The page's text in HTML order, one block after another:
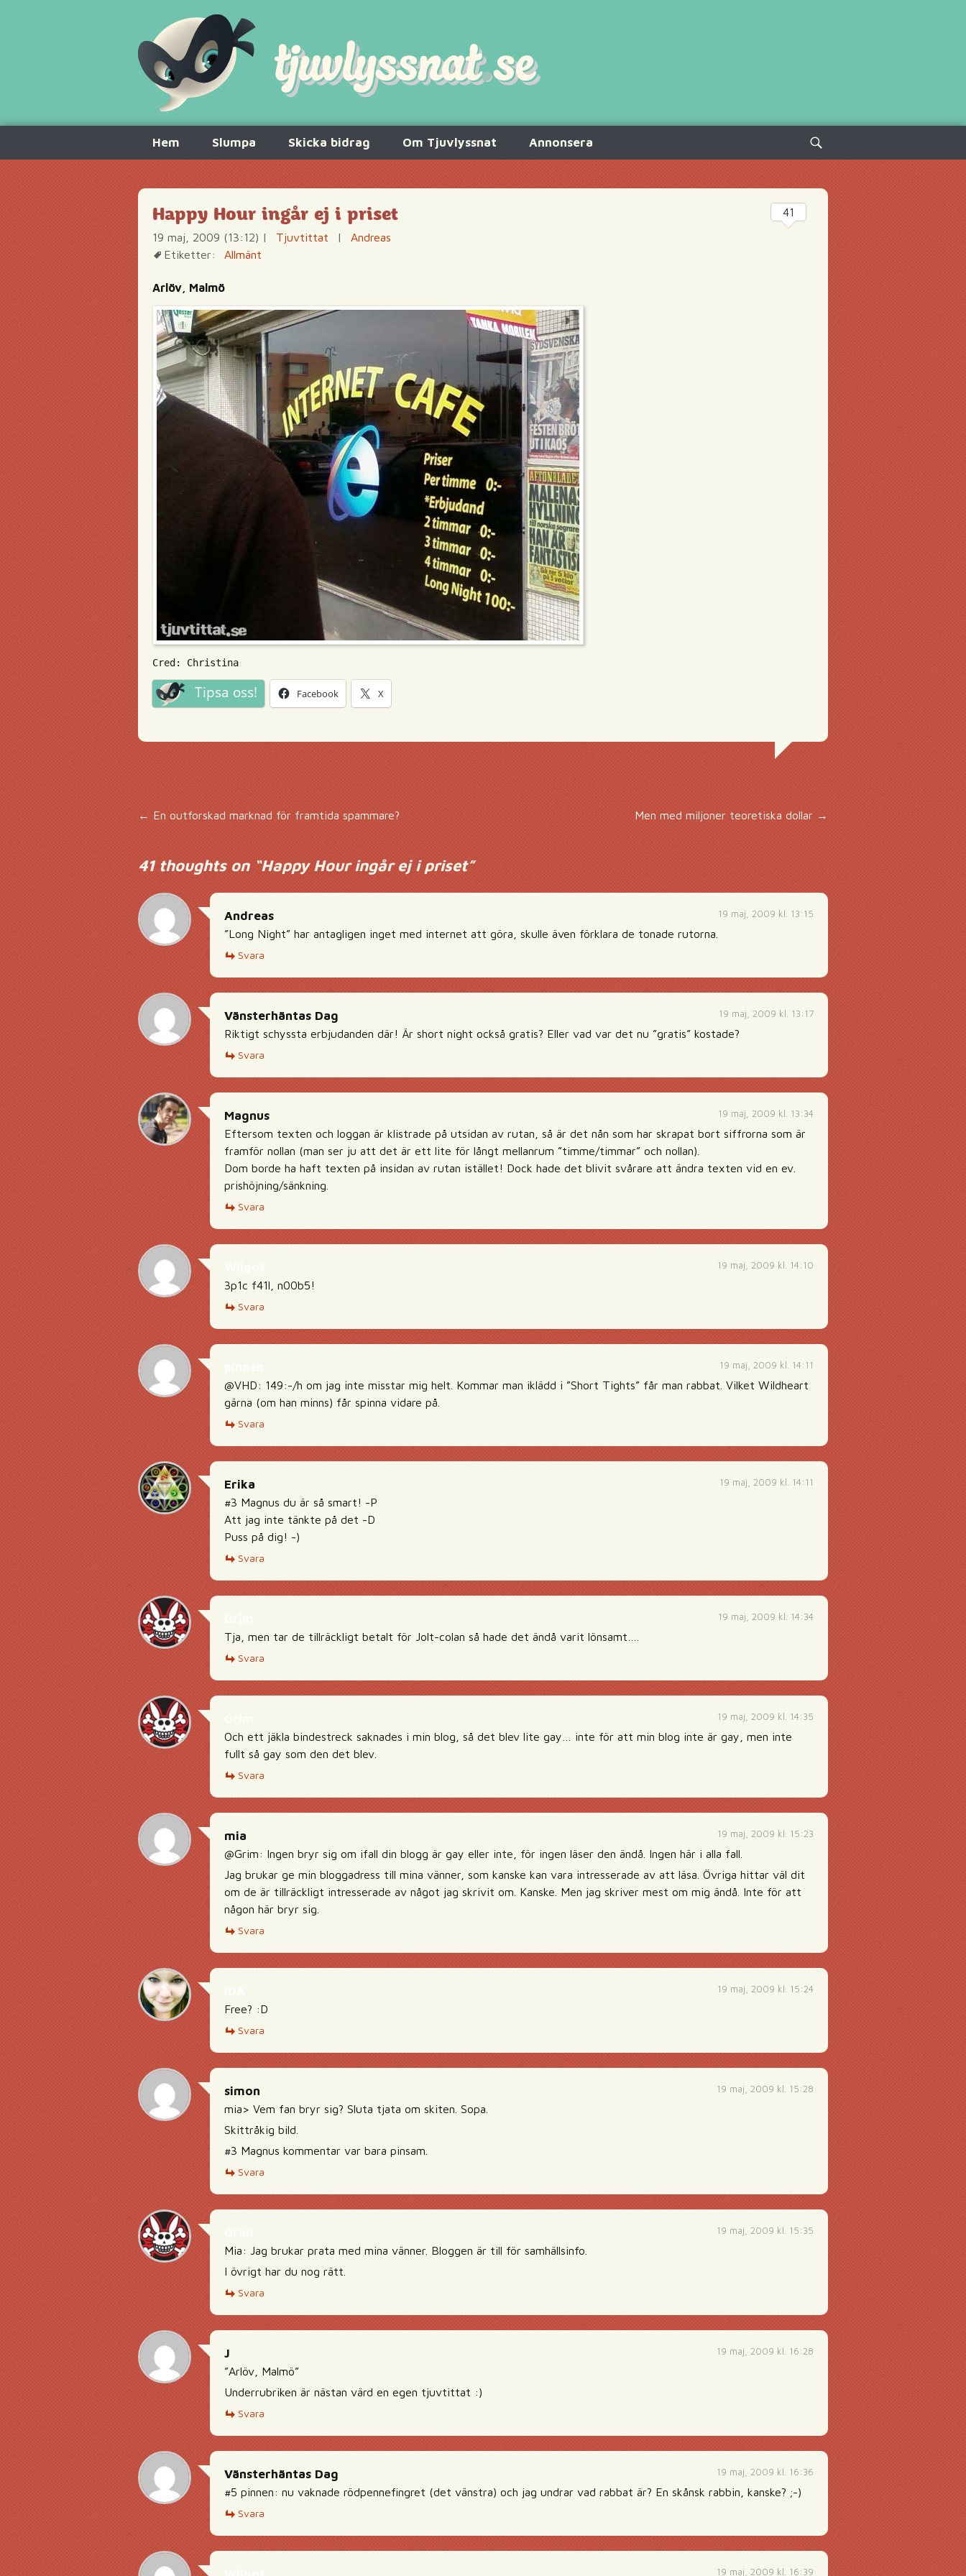
innehåll
Hem Slumpa Skicka bidrag Om Tjuvlyssnat Annonsera
Sök
efter:
Happy Hour ingår ej i priset
19 maj, 2009 (13:12) | Tjuvtittat |
Andreas
Etiketter:
Allmänt
Arlöv, Malmö
Cred: Christina
Tipsa oss! Facebook X
41
Inläggsnavigering
← En outforskad marknad för framtida spammare? Men med miljoner teoretiska dollar →
41 thoughts on “Happy Hour ingår ej i priset”
19 maj, 2009 kl. 13:15
Andreas
”Long Night” har antagligen inget med internet att göra, skulle även förklara de tonade rutorna.
Svara
19 maj, 2009 kl. 13:17
Vänsterhäntas Dag
Riktigt schyssta erbjudanden där! Är short night också gratis? Eller vad var det nu ”gratis” kostade?
Svara
19 maj, 2009 kl. 13:34
Magnus
Eftersom texten och loggan är klistrade på utsidan av rutan, så är det nån som har skrapat bort siffrorna som är
framför nollan (man ser ju att det är ett lite för långt mellanrum ”timme/timmar” och nollan).
Dom borde ha haft texten på insidan av rutan istället! Dock hade det blivit svårare att ändra texten vid en ev.
prishöjning/sänkning.
Svara
19 maj, 2009 kl. 14:10
3p1c f41l, n00b5!
Svara
19 maj, 2009 kl. 14:11
@VHD: 149:-/h om jag inte misstar mig helt. Kommar man iklädd i ”Short Tights” får man rabbat. Vilket Wildheart
gärna (om han minns) får spinna vidare på.
Svara
19 maj, 2009 kl. 14:11
Erika
#3 Magnus du är så smart! -P
Att jag inte tänkte på det -D
Puss på dig! -)
Svara
19 maj, 2009 kl. 14:34
Tja, men tar de tillräckligt betalt för Jolt-colan så hade det ändå varit lönsamt….
Svara
19 maj, 2009 kl. 14:35
Och ett jäkla bindestreck saknades i min blog, så det blev lite gay… inte för att min blog inte är gay, men inte
fullt så gay som den det blev.
Svara
19 maj, 2009 kl. 15:23
mia
@Grim: Ingen bryr sig om ifall din blogg är gay eller inte, för ingen läser den ändå. Ingen här i alla fall.
Jag brukar ge min bloggadress till mina vänner, som kanske kan vara intresserade av att läsa. Övriga hittar väl dit
om de är tillräckligt intresserade av något jag skrivit om. Kanske. Men jag skriver mest om mig ändå. Inte för att
någon här bryr sig.
Svara
19 maj, 2009 kl. 15:24
Free? :D
Svara
19 maj, 2009 kl. 15:28
simon
mia> Vem fan bryr sig? Sluta tjata om skiten. Sopa.
Skittråkig bild.
#3 Magnus kommentar var bara pinsam.
Svara
19 maj, 2009 kl. 15:35
Mia: Jag brukar prata med mina vänner. Bloggen är till för samhällsinfo.
I övrigt har du nog rätt.
Svara
19 maj, 2009 kl. 16:28
J
”Arlöv, Malmö”
Underrubriken är nästan värd en egen tjuvtittat :)
Svara
19 maj, 2009 kl. 16:36
Vänsterhäntas Dag
#5 pinnen: nu vaknade rödpennefingret (det vänstra) och jag undrar vad rabbat är? En skånsk rabbin, kanske? ;-)
Svara
19 maj, 2009 kl. 16:39